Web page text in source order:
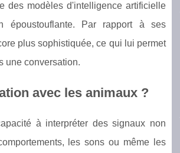
des modèles d'intelligence artificielle
époustouflante. Par rapport à ses
plus sophistiquée, ce qui lui permet
une conversation.
avec les animaux ?
à interpréter des signaux non
les sons ou même les